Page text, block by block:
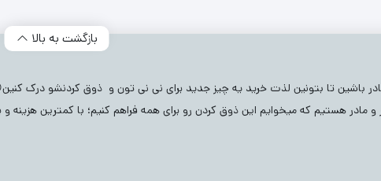
ایراد دار(624) شلوارک
کفش و پاپوش نوزادی بادی نوزادی شال و کلاه نوزادی
سویشرت بچگانه
سرهمی نوزادی(760) رامپر نوزادی (211)
بازگشت به بالا
باشین تا بتونین لذت خرید یه چیز جدید برای نی نی تون و ذوق کردنشو درک
و مادر هستیم که میخوایم این ذوق کردن رو برای همه فراهم کنیم؛ با کمترین